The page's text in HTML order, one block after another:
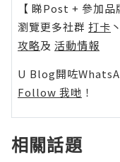
【 睇Post + 參加品
瀏覽更多社群 打卡 丶
攻略及 活動情報
U Blog開咗
Follow 我哋 ！
相關話題